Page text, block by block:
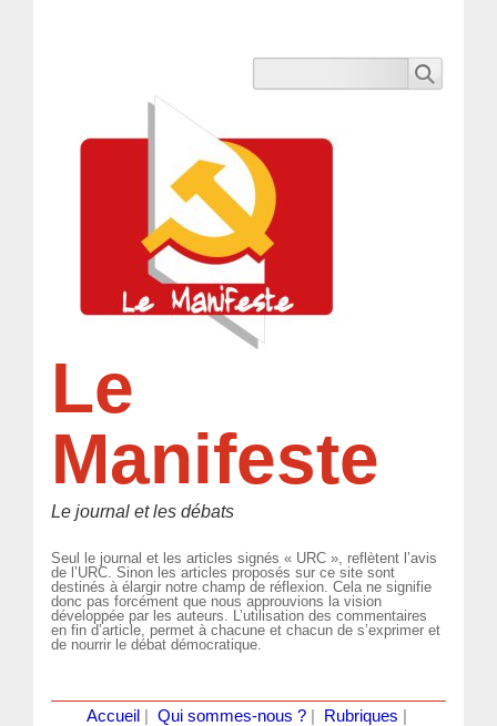
Le
Manifeste
Le journal et les débats
Seul le journal et les articles signés « URC », reflètent l’avis
de l’URC. Sinon les articles proposés sur ce site sont
destinés à élargir notre champ de réflexion. Cela ne signifie
donc pas forcément que nous approuvions la vision
développée par les auteurs. L’utilisation des commentaires
en fin d’article, permet à chacune et chacun de s’exprimer et
de nourrir le débat démocratique.
Accueil Qui sommes-nous ?| Rubriques